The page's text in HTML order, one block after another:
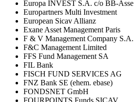
Europa INVEST S.A. c/o BB-Asse
Europartners Multi Investment
European Sicav Allianz
Exane Asset Management Paris
F & V Management Company S.A.
F&C Management Limited
FFS Fund Management SA
FIL Bank
FISCH FUND SERVICES AG
FNZ Bank SE (ehem. ebase)
FONDSNET GmbH
FOURPOINTS Funds SICAV